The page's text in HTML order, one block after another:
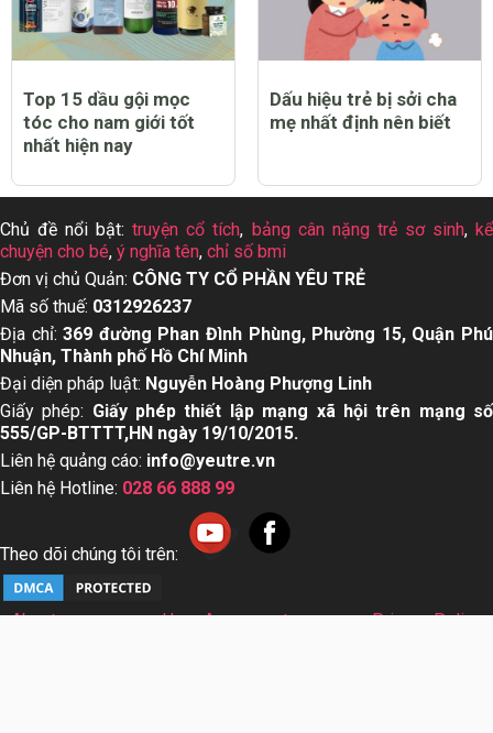
Top 15 dầu gội mọc
tóc cho nam giới tốt
nhất hiện nay
Dấu hiệu trẻ bị sởi cha
mẹ nhất định nên biết
Chủ đề nổi bật:truyện cổ tích, bảng cân nặng trẻ sơ sinh,kể
chuyện cho bé, ý nghĩa tên, chỉ số bmi
Đơn vị chủ Quản: CÔNG TY CỔ PHẦN YÊU TRẺ
Mã số thuế: 0312926237
Địa chỉ:369 đường Phan Đình Phùng, Phường 15, Quận Phú
Nhuận, Thành phố Hồ Chí Minh
Đại diện pháp luật: Nguyễn Hoàng Phượng Linh
Giấy phép: Giấy phép thiết lập mạng xã hội trên mạng số
555/GP-BTTTT,HN ngày 19/10/2015.
Liên hệ quảng cáo: info@yeutre.vn
Liên hệ Hotline: 028 66 888 99
Theo dõi chúng tôi trên:
About us User Agreement
Privacy Policy